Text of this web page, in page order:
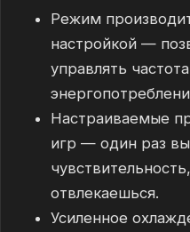
Режим
настройкой —
управлять
Настраиваемые
игр — один раз
отвлекаешься.
Усиленное